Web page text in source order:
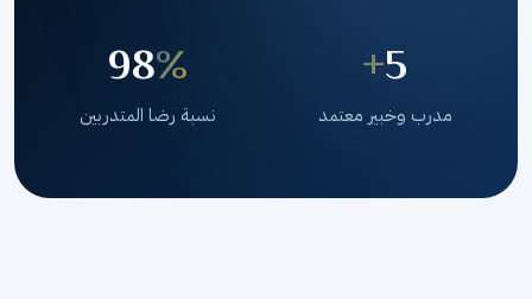
5
+
مدرب وخبير معتمد
98%
نسبة رضا المتدربين